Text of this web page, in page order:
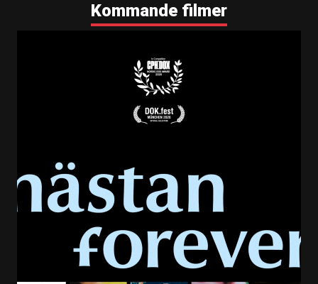
Kommande filmer